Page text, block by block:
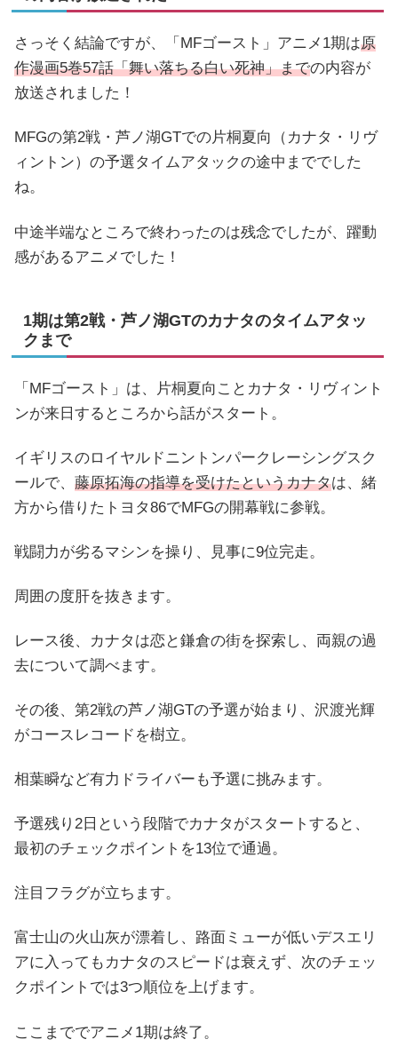
さっそく結論ですが、「MFゴースト」アニメ1期は原
作漫画5巻57話「舞い落ちる白い死神」までの内容が
放送されました！
MFGの第2戦・芦ノ湖GTでの片桐夏向（カナタ・リヴ
ィントン）の予選タイムアタックの途中まででした
ね。
中途半端なところで終わったのは残念でしたが、躍動
感があるアニメでした！
1期は第2戦・芦ノ湖GTのカナタのタイムアタッ
クまで
「MFゴースト」は、片桐夏向ことカナタ・リヴィント
ンが来日するところから話がスタート。
イギリスのロイヤルドニントンパークレーシングスク
ールで、 藤原拓海の指導を受けたというカナタは、緒
方から借りたトヨタ86でMFGの開幕戦に参戦。
戦闘力が劣るマシンを操り、見事に9位完走。
周囲の度肝を抜きます。
レース後、カナタは恋と鎌倉の街を探索し、両親の過
去について調べます。
その後、第2戦の芦ノ湖GTの予選が始まり、沢渡光輝
がコースレコードを樹立。
相葉瞬など有力ドライバーも予選に挑みます。
予選残り2日という段階でカナタがスタートすると、
最初のチェックポイントを13位で通過。
注目フラグが立ちます。
富士山の火山灰が漂着し、路面ミューが低いデスエリ
アに入ってもカナタのスピードは衰えず、次のチェッ
クポイントでは3つ順位を上げます。
ここまででアニメ1期は終了。